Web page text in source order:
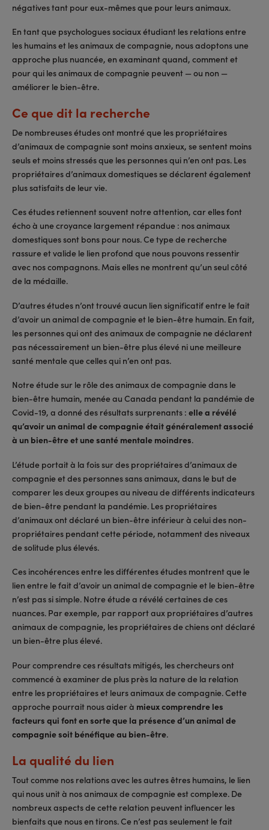
négatives tant pour eux-mêmes que pour leurs animaux.
En tant que psychologues sociaux étudiant les relations entre
les humains et les animaux de compagnie, nous adoptons une
approche plus nuancée, en examinant quand, comment et
pour qui les animaux de compagnie peuvent — ou non —
améliorer le bien-être.
Ce que dit la recherche
De nombreuses études ont montré que les propriétaires
d’animaux de compagnie sont moins anxieux, se sentent moins
seuls et moins stressés que les personnes qui n’en ont pas. Les
propriétaires d’animaux domestiques se déclarent également
plus satisfaits de leur vie.
Ces études retiennent souvent notre attention, car elles font
écho à une croyance largement répandue : nos animaux
domestiques sont bons pour nous. Ce type de recherche
rassure et valide le lien profond que nous pouvons ressentir
avec nos compagnons. Mais elles ne montrent qu’un seul côté
de la médaille.
D’autres études n’ont trouvé aucun lien significatif entre le fait
d’avoir un animal de compagnie et le bien-être humain. En fait,
les personnes qui ont des animaux de compagnie ne déclarent
pas nécessairement un bien-être plus élevé ni une meilleure
santé mentale que celles qui n’en ont pas.
Notre étude sur le rôle des animaux de compagnie dans le
bien-être humain, menée au Canada pendant la pandémie de
Covid-19, a donné des résultats surprenants : elle a révélé
qu’avoir un animal de compagnie était généralement associé
à un bien-être et une santé mentale moindres.
L’étude portait à la fois sur des propriétaires d’animaux de
compagnie et des personnes sans animaux, dans le but de
comparer les deux groupes au niveau de différents indicateurs
de bien-être pendant la pandémie. Les propriétaires
d’animaux ont déclaré un bien-être inférieur à celui des non-
propriétaires pendant cette période, notamment des niveaux
de solitude plus élevés.
Ces incohérences entre les différentes études montrent que le
lien entre le fait d’avoir un animal de compagnie et le bien-être
n’est pas si simple. Notre étude a révélé certaines de ces
nuances. Par exemple, par rapport aux propriétaires d’autres
animaux de compagnie, les propriétaires de chiens ont déclaré
un bien-être plus élevé.
Pour comprendre ces résultats mitigés, les chercheurs ont
commencé à examiner de plus près la nature de la relation
entre les propriétaires et leurs animaux de compagnie. Cette
approche pourrait nous aider à mieux comprendre les
facteurs qui font en sorte que la présence d’un animal de
compagnie soit bénéfique au bien-être.
La qualité du lien
Tout comme nos relations avec les autres êtres humains, le lien
qui nous unit à nos animaux de compagnie est complexe. De
nombreux aspects de cette relation peuvent influencer les
bienfaits que nous en tirons. Ce n’est pas seulement le fait